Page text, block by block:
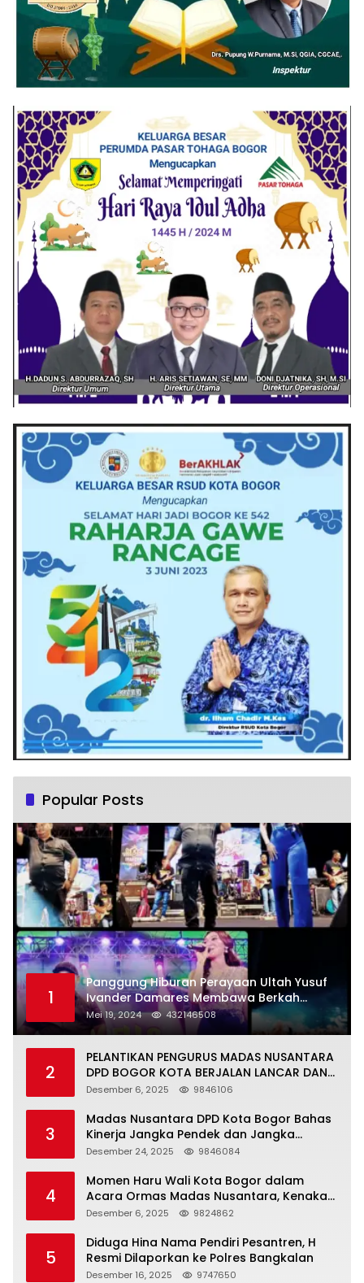
Popular Posts
1
Panggung Hiburan Perayaan Ultah Yusuf
Ivander Damares Membawa Berkah
Warga Kejapanan
Mei 19, 2024 432146508
2
PELANTIKAN PENGURUS MADAS NUSANTARA
DPD BOGOR KOTA BERJALAN LANCAR DAN
KHIDMAT
Desember 6, 2025 9846106
3
Madas Nusantara DPD Kota Bogor Bahas
Kinerja Jangka Pendek dan Jangka
Panjang
Desember 24, 2025 9846084
4
Momen Haru Wali Kota Bogor dalam
Acara Ormas Madas Nusantara, Kenakan
Peci Hitam Tinggi sebagai Simbol
Desember 6, 2025 9824862
5
Diduga Hina Nama Pendiri Pesantren, H
Resmi Dilaporkan ke Polres Bangkalan
Desember 16, 2025 9747650